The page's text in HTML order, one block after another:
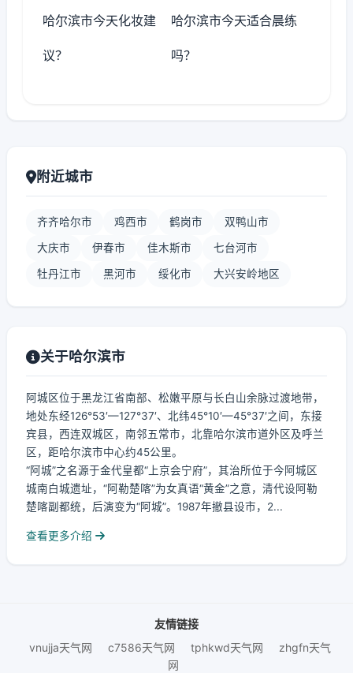
哈尔滨市今天化妆建
议？
哈尔滨市今天适合晨练
吗？
附近城市
齐齐哈尔市 鸡西市 鹤岗市 双鸭山市
大庆市 伊春市 佳木斯市 七台河市
牡丹江市 黑河市 绥化市 大兴安岭地区
关于哈尔滨市
阿城区位于黑龙江省南部、松嫩平原与长白山余脉过渡地带，
地处东经126°53′—127°37′、北纬45°10′—45°37′之间，东接
宾县，西连双城区，南邻五常市，北靠哈尔滨市道外区及呼兰
区，距哈尔滨市中心约45公里。
“阿城”之名源于金代皇都“上京会宁府”，其治所位于今阿城区
城南白城遗址，“阿勒楚喀”为女真语“黄金”之意，清代设阿勒
楚喀副都统，后演变为“阿城”。1987年撤县设市，2...
查看更多介绍
友情链接
vnujja天气网
c7586天气网 tphkwd天气网
zhgfn天气
网